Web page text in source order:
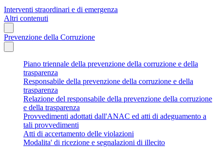
Interventi straordinari e di emergenza
Altri contenuti
Prevenzione della Corruzione
Piano triennale della prevenzione della corruzione e della
trasparenza
Responsabile della prevenzione della corruzione e della
trasparenza
Relazione del responsabile della prevenzione della corruzione
e della trasparenza
Provvedimenti adottati dall'ANAC ed atti di adeguamento a
tali provvedimenti
Atti di accertamento delle violazioni
Modalita' di ricezione e segnalazioni di illecito